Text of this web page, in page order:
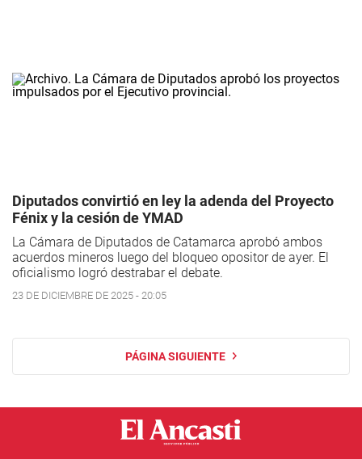
Diputados convirtió en ley la adenda del Proyecto
Fénix y la cesión de YMAD
La Cámara de Diputados de Catamarca aprobó ambos
acuerdos mineros luego del bloqueo opositor de ayer. El
oficialismo logró destrabar el debate.
23 DE DICIEMBRE DE 2025 - 20:05
PÁGINA SIGUIENTE